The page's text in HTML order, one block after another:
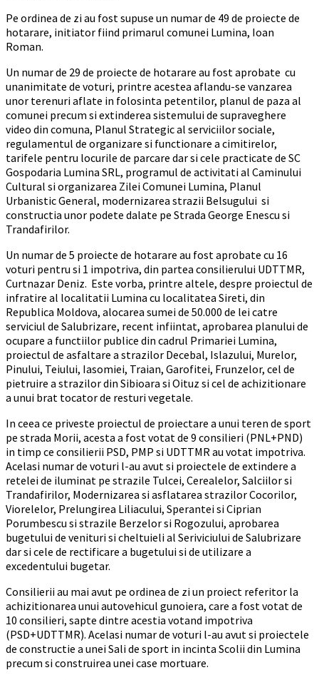
Pe ordinea de zi au fost supuse un numar de 49 de proiecte de
hotarare, initiator fiind primarul comunei Lumina, Ioan
Roman.
Un numar de 29 de proiecte de hotarare au fost aprobate cu
unanimitate de voturi, printre acestea aflandu-se vanzarea
unor terenuri aflate in folosinta petentilor, planul de paza al
comunei precum si extinderea sistemului de supraveghere
video din comuna, Planul Strategic al serviciilor sociale,
regulamentul de organizare si functionare a cimitirelor,
tarifele pentru locurile de parcare dar si cele practicate de SC
Gospodaria Lumina SRL, programul de activitati al Caminului
Cultural si organizarea Zilei Comunei Lumina, Planul
Urbanistic General, modernizarea strazii Belsugului si
constructia unor podete dalate pe Strada George Enescu si
Trandafirilor.
Un numar de 5 proiecte de hotarare au fost aprobate cu 16
voturi pentru si 1 impotriva, din partea consilierului UDTTMR,
Curtnazar Deniz. Este vorba, printre altele, despre proiectul de
infratire al localitatii Lumina cu localitatea Sireti, din
Republica Moldova, alocarea sumei de 50.000 de lei catre
serviciul de Salubrizare, recent infiintat, aprobarea planului de
ocupare a functiilor publice din cadrul Primariei Lumina,
proiectul de asfaltare a strazilor Decebal, Islazului, Murelor,
Pinului, Teiului, Iasomiei, Traian, Garofitei, Frunzelor, cel de
pietruire a strazilor din Sibioara si Oituz si cel de achizitionare
a unui brat tocator de resturi vegetale.
In ceea ce priveste proiectul de proiectare a unui teren de sport
pe strada Morii, acesta a fost votat de 9 consilieri (PNL+PND)
in timp ce consilierii PSD, PMP si UDTTMR au votat impotriva.
Acelasi numar de voturi l-au avut si proiectele de extindere a
retelei de iluminat pe strazile Tulcei, Cerealelor, Salciilor si
Trandafirilor, Modernizarea si asflatarea strazilor Cocorilor,
Viorelelor, Prelungirea Liliacului, Sperantei si Ciprian
Porumbescu si strazile Berzelor si Rogozului, aprobarea
bugetului de venituri si cheltuieli al Seriviciului de Salubrizare
dar si cele de rectificare a bugetului si de utilizare a
excedentului bugetar.
Consilierii au mai avut pe ordinea de zi un proiect referitor la
achizitionarea unui autovehicul gunoiera, care a fost votat de
10 consilieri, sapte dintre acestia votand impotriva
(PSD+UDTTMR). Acelasi numar de voturi l-au avut si proiectele
de constructie a unei Sali de sport in incinta Scolii din Lumina
precum si construirea unei case mortuare.